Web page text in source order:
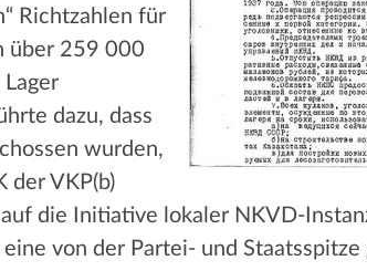
Richtzahlen für
über 259 000
dazu, dass
wurden,
der VKP(b)
die Initiative lokaler NKVD-
von der Partei- und Staatsspitze